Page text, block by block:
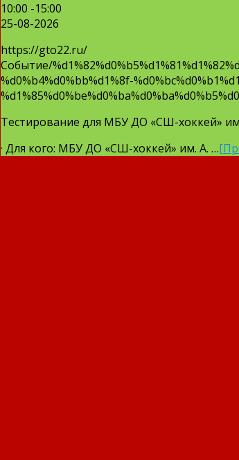
10:00 -15:00
25-08-2026
https://gto22.ru/
Событие/
%d0%b4%d0%bb%d1%8f-
Тестирование для МБУ ДО «СШ-хоккей»
· Для кого: МБУ ДО «СШ-хоккей» им. А. …